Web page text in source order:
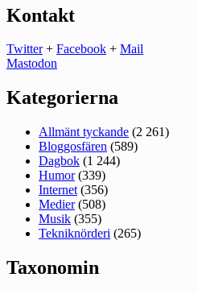
Kontakt
Twitter+ Facebook + Mail
Mastodon
Kategorierna
Allmänt tyckande (2 261)
Bloggosfären (589)
Dagbok (1 244)
Humor(339)
Internet (356)
Medier(508)
Musik (355)
Tekniknörderi (265)
Taxonomin